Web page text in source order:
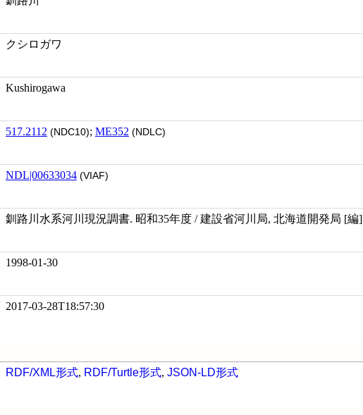
クシロガワ
Kushirogawa
517.2112 (NDC10); ME352 (NDLC)
NDL|00633034 (VIAF)
釧路川水系河川現況調書. 昭和35年度 / 建設省河川局, 北海道開発局 [編]
1998-01-30
2017-03-28T18:57:30
RDF/XML形式, RDF/Turtle形式, JSON-LD形式